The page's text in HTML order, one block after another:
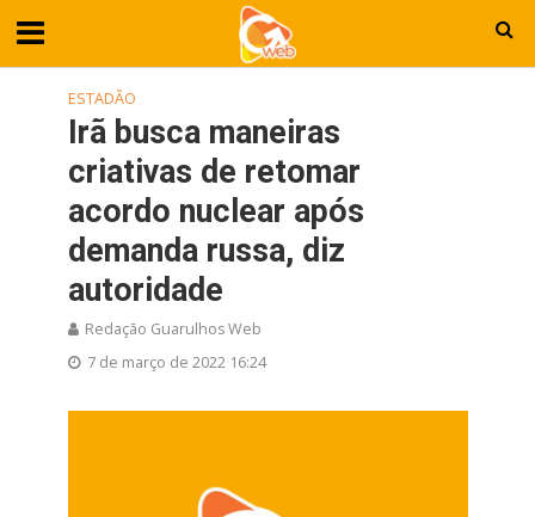
ESTADÃO
Irã busca maneiras
criativas de retomar
acordo nuclear após
demanda russa, diz
autoridade
Redação Guarulhos Web
7 de março de 2022 16:24